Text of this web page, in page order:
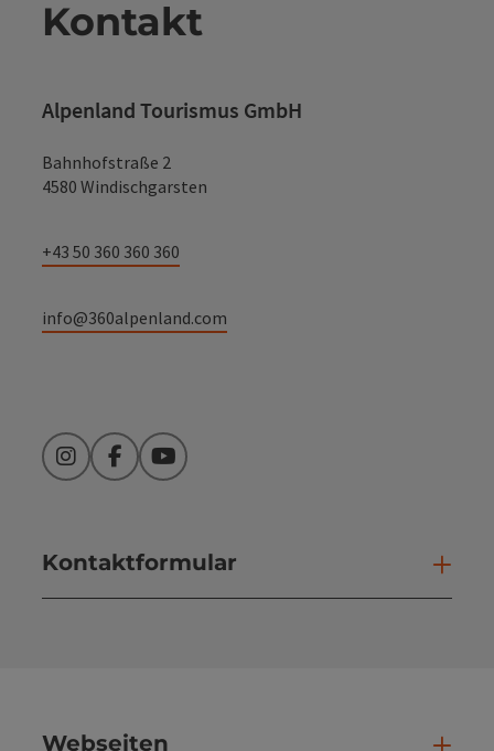
Kontakt
Alpenland Tourismus GmbH
Bahnhofstraße 2
4580 Windischgarsten
+43 50 360 360 360
info@360alpenland.com
InstagramFacebookYouTube
Kontaktformular
Webseiten